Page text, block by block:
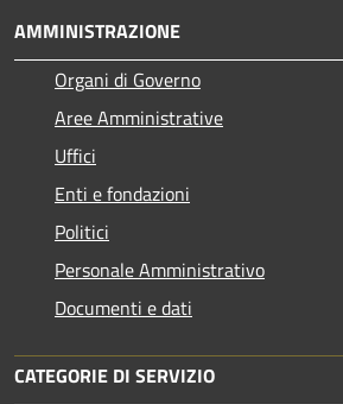
AMMINISTRAZIONE
Organi di Governo
Aree Amministrative
Uffici
Enti e fondazioni
Politici
Personale Amministrativo
Documenti e dati
CATEGORIE DI SERVIZIO